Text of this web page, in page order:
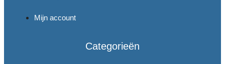
Mijn account
Categorieën